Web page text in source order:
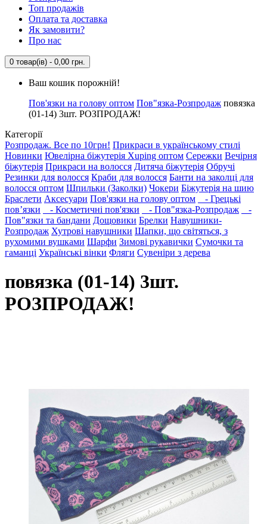
Топ продажів
Оплата та доставка
Як замовити?
Про нас
0 товар(ів) - 0,00 грн.
Ваш кошик порожній!
Пов'язки на голову оптом Пов"язка-Розпродаж повязка
(01-14) 3шт. РОЗПРОДАЖ!
Категорії
Розпродаж. Все по 10грн! Прикраси в українському стилі
Новинки Ювелірна біжутерія Xuping оптом Сережки Вечірня
біжутерія Прикраси на волосся Дитяча біжутерія Обручі
Резинки для волосся Краби для волосся Банти на заколці для
волосся оптом Шпильки (Заколки) Чокери Біжутерія на шию
Браслети Аксесуари Пов'язки на голову оптом
- Грецькі
пов’язки
- Косметичні пов'язки - Пов"язка-Розпродаж
-
Пов"язки та бандани Дощовики Брелки Навушники-
Розпродаж Хутрові навушники Шапки, що світяться, з
рухомими вушками Шарфи Зимові рукавички Сумочки та
гаманці Українські вінки Фляги Сувеніри з дерева
повязка (01-14) 3шт.
РОЗПРОДАЖ!